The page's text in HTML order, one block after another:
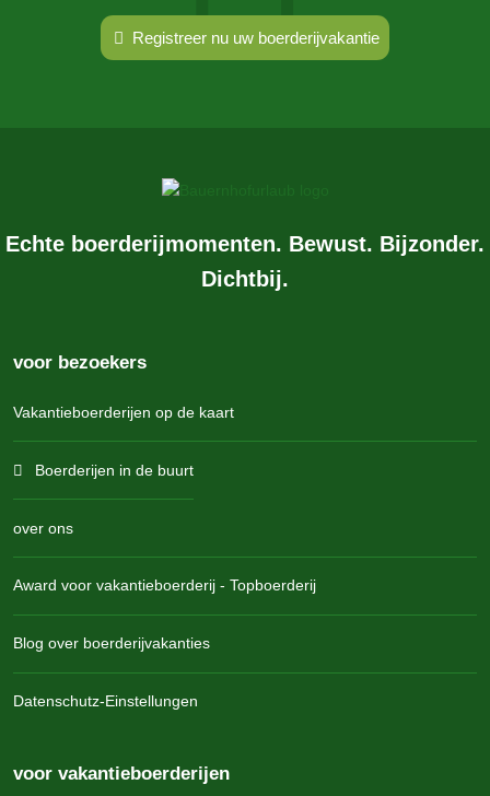
Registreer nu uw boerderijvakantie
Echte boerderijmomenten. Bewust. Bijzonder.
Dichtbij.
voor bezoekers
Vakantieboerderijen op de kaart
Boerderijen in de buurt
over ons
Award voor vakantieboerderij - Topboerderij
Blog over boerderijvakanties
Datenschutz-Einstellungen
voor vakantieboerderijen